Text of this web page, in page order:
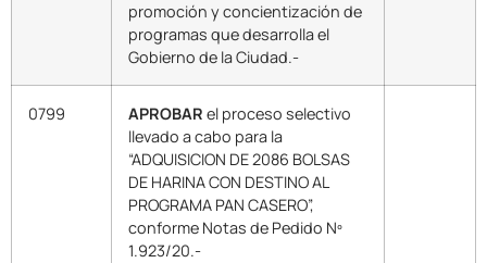
promoción y concientización de
programas que desarrolla el
Gobierno de la Ciudad.-
0799 APROBAR el proceso selectivo
llevado a cabo para la
“ADQUISICION DE 2086 BOLSAS
DE HARINA CON DESTINO AL
PROGRAMA PAN CASERO”,
conforme Notas de Pedido Nº
1.923/20.-